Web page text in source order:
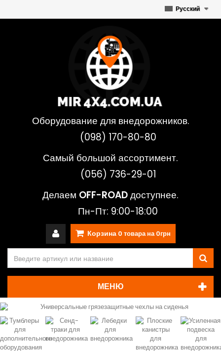
Русский
Оборудование для внедорожников.
(098) 170-80-80
Самый большой ассортимент.
(056) 736-29-01
Делаем OFF-ROADдоступнее.
Пн-Пт: 9:00-18:00
Корзина 0 товара на 0грн
МЕНЮ